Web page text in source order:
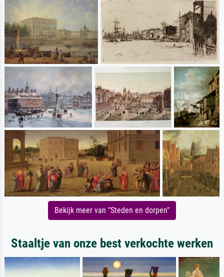
Bekijk meer van "Steden en dorpen"
Staaltje van onze best verkochte werken